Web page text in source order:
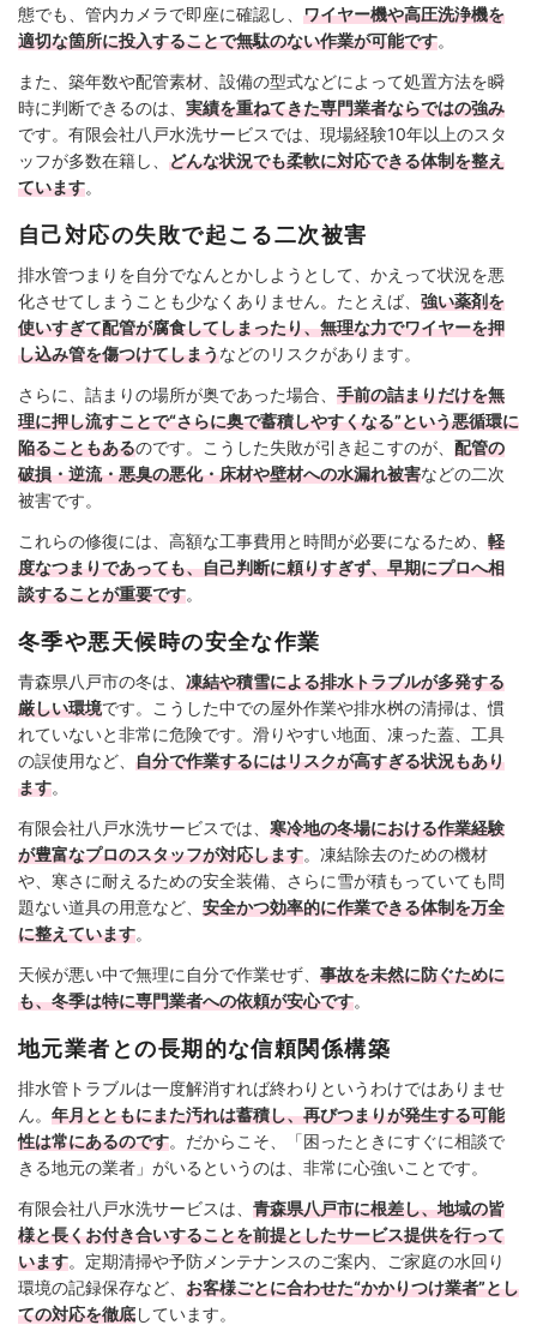
態でも、管内カメラで即座に確認し、 ワイヤー機や高圧洗浄機を
適切な箇所に投入することで無駄のない作業が可能です。
また、築年数や配管素材、設備の型式などによって処置方法を瞬
時に判断できるのは、 実績を重ねてきた専門業者ならではの強み
です。有限会社八戸水洗サービスでは、現場経験10年以上のスタ
ッフが多数在籍し、 どんな状況でも柔軟に対応できる体制を整え
ています。
自己対応の失敗で起こる二次被害
排水管つまりを自分でなんとかしようとして、かえって状況を悪
化させてしまうことも少なくありません。たとえば、 強い薬剤を
使いすぎて配管が腐食してしまったり、無理な力でワイヤーを押
し込み管を傷つけてしまうなどのリスクがあります。
さらに、詰まりの場所が奥であった場合、 手前の詰まりだけを無
理に押し流すことで“さらに奥で蓄積しやすくなる”という悪循環に
陥ることもあるのです。こうした失敗が引き起こすのが、 配管の
破損・逆流・悪臭の悪化・床材や壁材への水漏れ被害などの二次
被害です。
これらの修復には、高額な工事費用と時間が必要になるため、 軽
度なつまりであっても、自己判断に頼りすぎず、早期にプロへ相
談することが重要です。
冬季や悪天候時の安全な作業
青森県八戸市の冬は、 凍結や積雪による排水トラブルが多発する
厳しい環境です。こうした中での屋外作業や排水桝の清掃は、慣
れていないと非常に危険です。滑りやすい地面、凍った蓋、工具
の誤使用など、 自分で作業するにはリスクが高すぎる状況もあり
ます。
有限会社八戸水洗サービスでは、 寒冷地の冬場における作業経験
が豊富なプロのスタッフが対応します。凍結除去のための機材
や、寒さに耐えるための安全装備、さらに雪が積もっていても問
題ない道具の用意など、 安全かつ効率的に作業できる体制を万全
に整えています。
天候が悪い中で無理に自分で作業せず、 事故を未然に防ぐために
も、冬季は特に専門業者への依頼が安心です。
地元業者との長期的な信頼関係構築
排水管トラブルは一度解消すれば終わりというわけではありませ
ん。 年月とともにまた汚れは蓄積し、再びつまりが発生する可能
性は常にあるのです。だからこそ、「困ったときにすぐに相談で
きる地元の業者」がいるというのは、非常に心強いことです。
有限会社八戸水洗サービスは、 青森県八戸市に根差し、地域の皆
様と長くお付き合いすることを前提としたサービス提供を行って
います。定期清掃や予防メンテナンスのご案内、ご家庭の水回り
環境の記録保存など、 お客様ごとに合わせた“かかりつけ業者”とし
ての対応を徹底しています。